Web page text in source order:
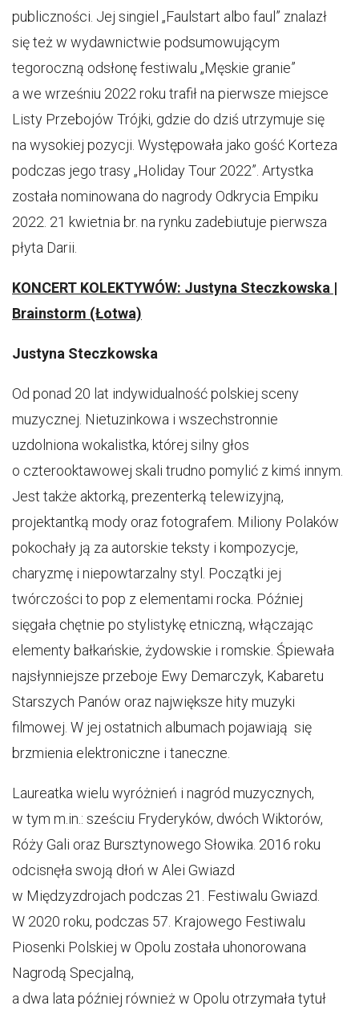
publiczności. Jej singiel „Faulstart albo faul” znalazł
się też w wydawnictwie podsumowującym
tegoroczną odsłonę festiwalu „Męskie granie”
a we wrześniu 2022 roku trafił na pierwsze miejsce
Listy Przebojów Trójki, gdzie do dziś utrzymuje się
na wysokiej pozycji. Występowała jako gość Korteza
podczas jego trasy „Holiday Tour 2022”. Artystka
została nominowana do nagrody Odkrycia Empiku
2022. 21 kwietnia br. na rynku zadebiutuje pierwsza
płyta Darii.
KONCERT KOLEKTYWÓW: Justyna Steczkowska |
Brainstorm (Łotwa)
Justyna Steczkowska
Od ponad 20 lat indywidualność polskiej sceny
muzycznej. Nietuzinkowa i wszechstronnie
uzdolniona wokalistka, której silny głos
o czterooktawowej skali trudno pomylić z kimś innym.
Jest także aktorką, prezenterką telewizyjną,
projektantką mody oraz fotografem. Miliony Polaków
pokochały ją za autorskie teksty i kompozycje,
charyzmę i niepowtarzalny styl. Początki jej
twórczości to pop z elementami rocka. Później
sięgała chętnie po stylistykę etniczną, włączając
elementy bałkańskie, żydowskie i romskie. Śpiewała
najsłynniejsze przeboje Ewy Demarczyk, Kabaretu
Starszych Panów oraz największe hity muzyki
filmowej. W jej ostatnich albumach pojawiają się
brzmienia elektroniczne i taneczne.
Laureatka wielu wyróżnień i nagród muzycznych,
w tym m.in.: sześciu Fryderyków, dwóch Wiktorów,
Róży Gali oraz Bursztynowego Słowika. 2016 roku
odcisnęła swoją dłoń w Alei Gwiazd
w Międzyzdrojach podczas 21. Festiwalu Gwiazd.
W 2020 roku, podczas 57. Krajowego Festiwalu
Piosenki Polskiej w Opolu została uhonorowana
Nagrodą Specjalną,
a dwa lata później również w Opolu otrzymała tytuł